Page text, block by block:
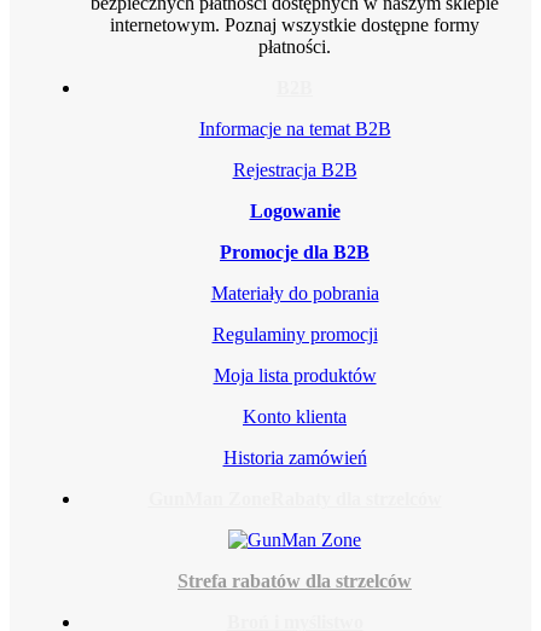
internetowym. Poznaj wszystkie dostępne formy
płatności.
Informacje na temat B2B
Rejestracja B2B
Logowanie
Promocje dla B2B
Materiały do pobrania
Regulaminy promocji
Moja lista produktów
Konto klienta
Historia zamówień
Strefa rabatów dla strzelców